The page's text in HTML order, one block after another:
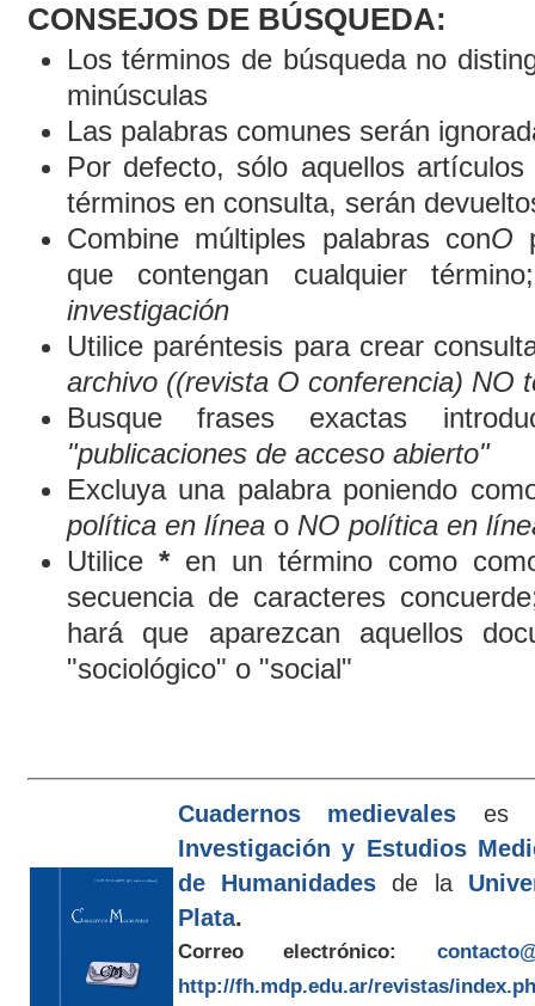
CONSEJOS DE BÚSQUEDA:
Los términos de búsqueda no
minúsculas
Las palabras comunes serán
Por defecto, sólo aquellos artículos
términos en consulta, serán
Combine múltiples palabras conO
que contengan cualquier
investigación
Utilice paréntesis para crear
archivo ((revista O conferencia) NO
Busque frases exactas
"publicaciones de acceso abierto"
Excluya una palabra poniendo
política en líneao NO política en
Utilice *en un término como
secuencia de caracteres
hará que aparezcan aquellos
"sociológico" o "social"
Cuadernos medievales es
Investigación y Estudios
de Humanidades de la
Plata.
Correo electrónico:
http://fh.mdp.edu.ar/revistas/